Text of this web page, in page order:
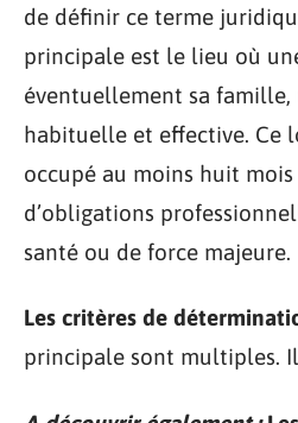
de définir ce terme
principale est le lieu où
éventuellement sa
habituelle et effective. Ce
occupé au moins huit mois
d’obligations
santé ou de force majeure.
Les critères de
principale sont multiples.